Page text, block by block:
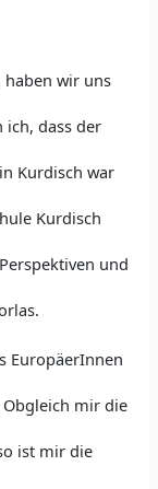
haben wir uns
ich, dass der
Kurdisch war
Kurdisch
und
EuropäerInnen
mir die
ist mir die